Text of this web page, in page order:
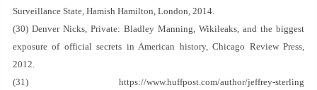
Surveillance State, Hamish Hamilton, London, 2014.
(30) Denver Nicks, Private: Bladley Manning, Wikileaks, and the biggest
exposure of official secrets in American history, Chicago Review Press,
2012.
(31) https://www.huffpost.com/author/jeffrey-sterling